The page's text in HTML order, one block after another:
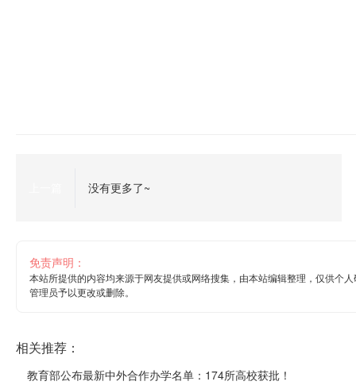
没有更多了~
免责声明：
本站所提供的内容均来源于网友提供或网络搜集，由本站编辑整理，仅供个
管理员予以更改或删除。
相关推荐：
教育部公布最新中外合作办学名单：174所高校获批！